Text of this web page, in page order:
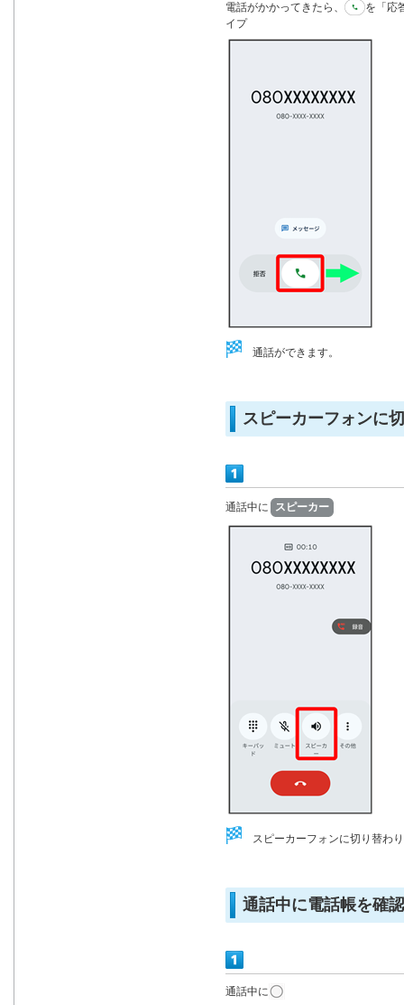
電話がかかってきたら、
を「応
イプ
通話ができます。
スピーカーフォンに
通話中に スピーカー
スピーカーフォンに切り替わ
通話中に電話帳を確
通話中に